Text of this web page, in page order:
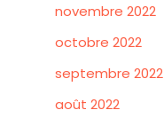
novembre 2022
octobre 2022
septembre 2022
août 2022